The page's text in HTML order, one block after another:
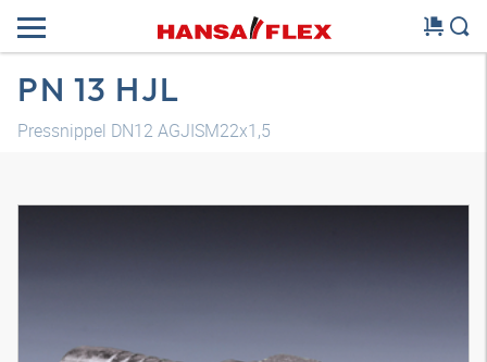
PN 13 HJL
Pressnippel DN12 AGJISM22x1,5